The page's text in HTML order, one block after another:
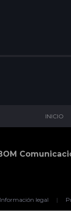
INICIO
Información legal |